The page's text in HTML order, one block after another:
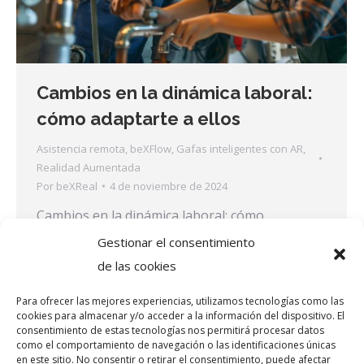
Gestionar el consentimiento
de las cookies
Para ofrecer las mejores experiencias, utilizamos tecnologías como las
cookies para almacenar y/o acceder a la información del dispositivo. El
consentimiento de estas tecnologías nos permitirá procesar datos
como el comportamiento de navegación o las identificaciones únicas
en este sitio. No consentir o retirar el consentimiento, puede afectar
Cambios en la dinámica laboral:
cómo adaptarte a ellos
Asistencia remota, beXFlow, Gafas inteligentes con AR,
Realidad Aumentada
Por beXReal 4 de noviembre de 2024
Cambios en la dinámica laboral: cómo
adaptarte a ellos Vivimos en un periodo de
evolución constante. También en lo que se
creciente tendencia hacia la digitalización y
automatización de los procesos industriales
está transformando las dinámicas laborales. La